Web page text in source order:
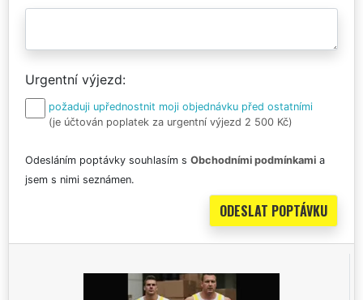
Urgentní výjezd
požaduji upřednostnit moji objednávku před ostatními
(je účtován poplatek za urgentní výjezd 2 500 Kč)
Odesláním poptávky souhlasím s Obchodními podmínkami a
jsem s nimi seznámen.